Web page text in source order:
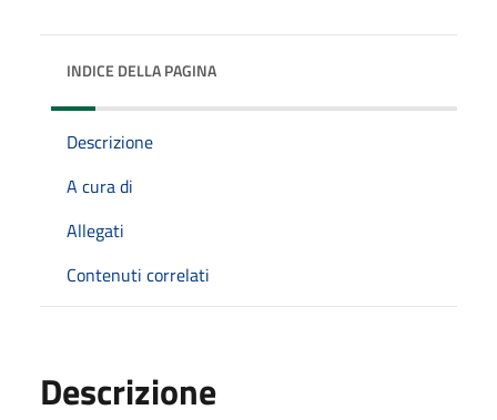
INDICE DELLA PAGINA
Descrizione
A cura di
Allegati
Contenuti correlati
Descrizione